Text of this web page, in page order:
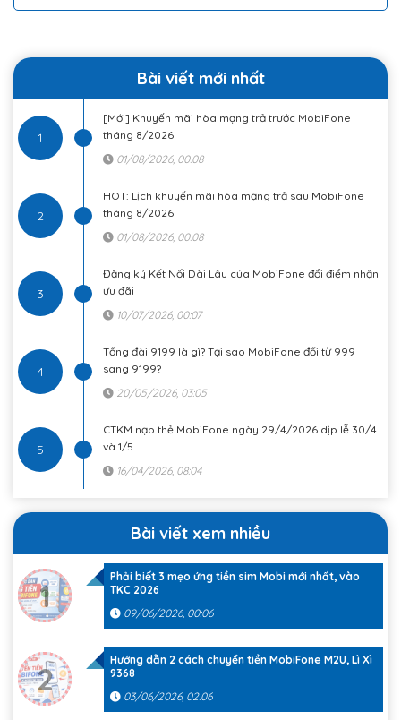
Bài viết mới nhất
1
[Mới] Khuyến mãi hòa mạng trả trước MobiFone
tháng 8/2026
01/08/2026, 00:08
2
HOT: Lịch khuyến mãi hòa mạng trả sau MobiFone
tháng 8/2026
01/08/2026, 00:08
3
Đăng ký Kết Nối Dài Lâu của MobiFone đổi điểm nhận
ưu đãi
10/07/2026, 00:07
4
Tổng đài 9199 là gì? Tại sao MobiFone đổi từ 999
sang 9199?
20/05/2026, 03:05
5
CTKM nạp thẻ MobiFone ngày 29/4/2026 dịp lễ 30/4
và 1/5
16/04/2026, 08:04
Bài viết xem nhiều
1
Phải biết 3 mẹo ứng tiền sim Mobi mới nhất, vào
TKC 2026
09/06/2026, 00:06
2
Hướng dẫn 2 cách chuyển tiền MobiFone M2U, Lì Xì
9368
03/06/2026, 02:06